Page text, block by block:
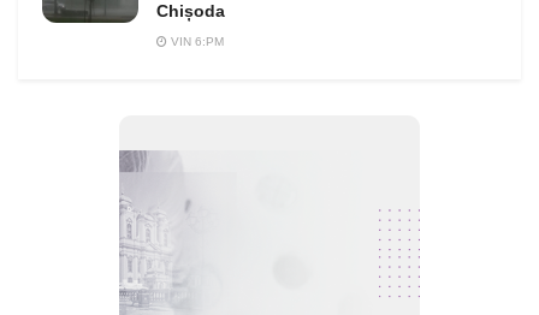
Chișoda
VIN 6:PM